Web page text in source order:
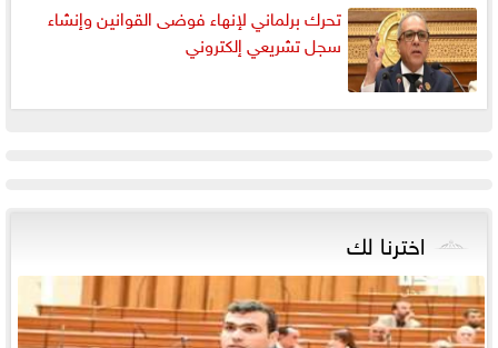
تحرك برلماني لإنهاء فوضى القوانين وإنشاء
سجل تشريعي إلكتروني
اخترنا لك